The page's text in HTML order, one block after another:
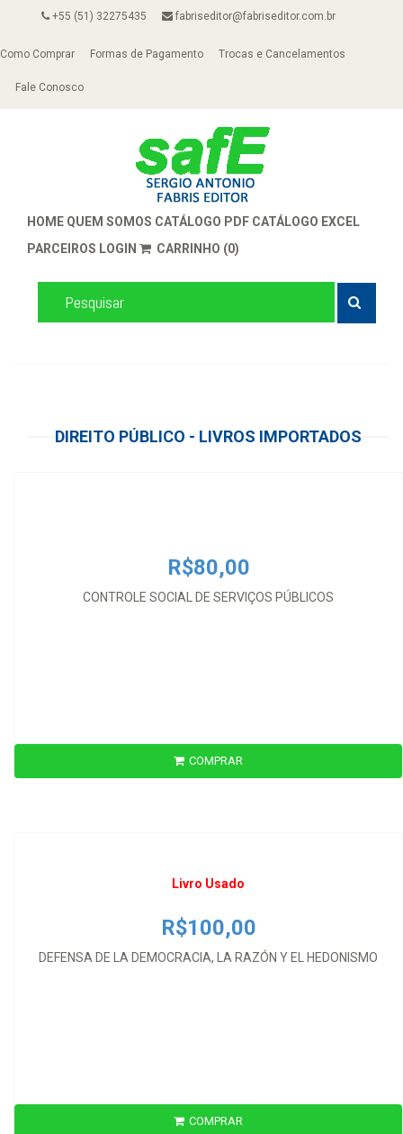
+55 (51) 32275435 fabriseditor@fabriseditor.com.br
Como Comprar Formas de Pagamento Trocas e Cancelamentos
Fale Conosco
HOME QUEM SOMOS CATÁLOGO PDF CATÁLOGO EXCEL
PARCEIROS LOGIN CARRINHO (0)
DIREITO PÚBLICO - LIVROS IMPORTADOS
R$80,00
CONTROLE SOCIAL DE SERVIÇOS PÚBLICOS
R$80,00
COMPRAR
Livro Usado
R$100,00
DEFENSA DE LA DEMOCRACIA, LA RAZÓN Y EL HEDONISMO
Livro Usado
R$100,00
COMPRAR